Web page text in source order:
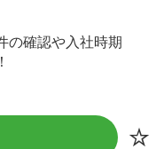
の確認や入社時期